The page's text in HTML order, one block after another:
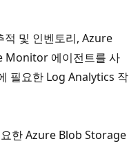
및 인벤토리, Azure
Monitor 에이전트를 사
필요한 Log Analytics 작
한 Azure Blob Storage